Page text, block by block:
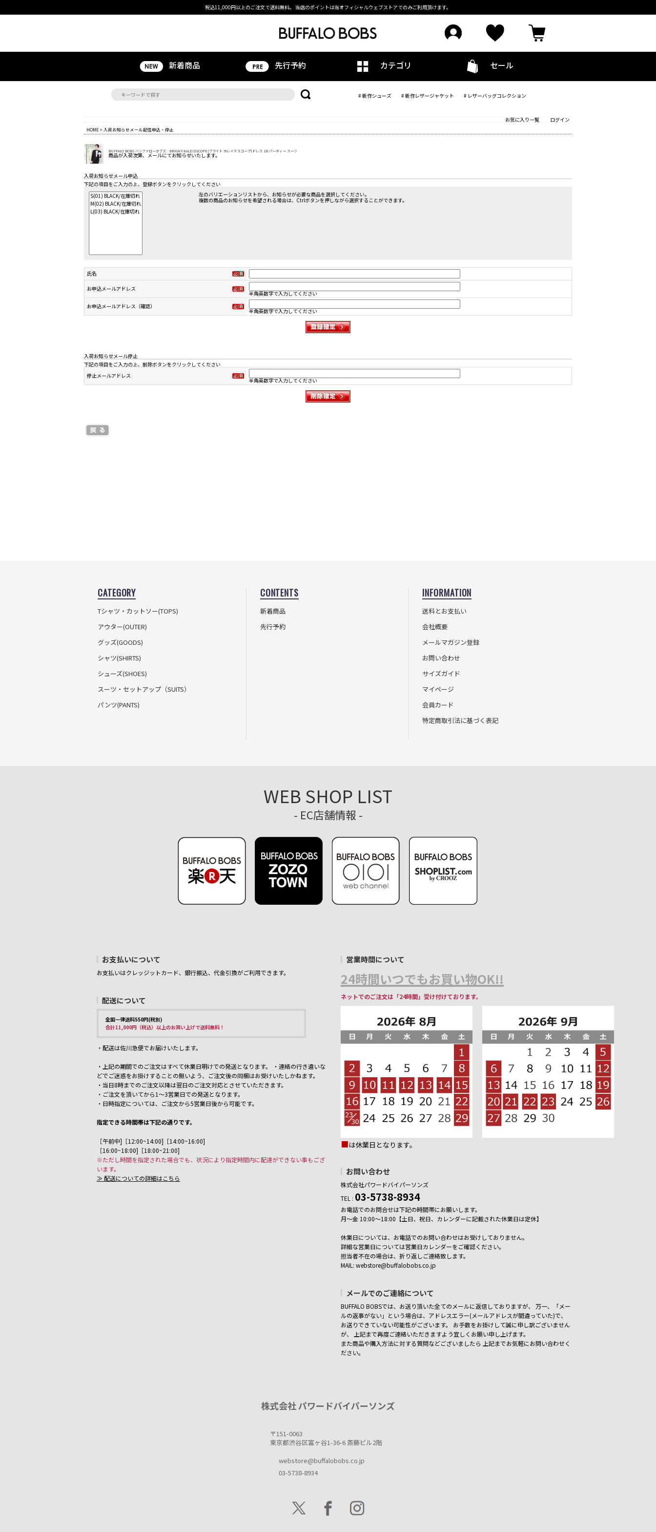
税込11,000円以上のご注文で送料無料。 当店のポイントは当オフィシャルウェブストアでのみご利用頂けます。
新着商品 先行予約 カテゴリ セール
# 新作シューズ # 新作レザージャケット # レザーバッグコレクション
お気に入り一覧 ログイン
HOME > 入荷お知らせメール配信申込・停止
BUFFALO BOBS バッファローボブズ BRIGHT-KALEIDSCOPE(ブライト カレイドスコープ)ドレス 1B パーティー スーツ
商品が入荷次第、メールにてお知らせいたします。
入荷お知らせメール申込
下記の項目をご入力の上、登録ボタンをクリックしてください
左のバリエーションリストから、お知らせが必要な商品を選択してください。
複数の商品のお知らせを希望される場合は、Ctrlボタンを押しながら選択することができます。
氏名
お申込メールアドレス
半角英数字で入力してください
お申込メールアドレス（確認）
半角英数字で入力してください
入荷お知らせメール停止
下記の項目をご入力の上、削除ボタンをクリックしてください
停止メールアドレス
半角英数字で入力してください
CATEGORY
Tシャツ・カットソー(TOPS)
アウター(OUTER)
グッズ(GOODS)
シャツ(SHIRTS)
シューズ(SHOES)
スーツ・セットアップ （SUITS）
パンツ(PANTS)
CONTENTS
新着商品
先行予約
INFORMATION
送料とお支払い
会社概要
メールマガジン登録
お問い合わせ
サイズガイド
マイページ
会員カード
特定商取引法に基づく表記
WEB SHOP LIST
- EC店舗情報 -
お支払いについて
お支払いはクレッジットカード、銀行振込、代金引換がご利用できます。
配送について
全国一律送料550円(税別)
合計11,000円（税込）以上のお買い上げで送料無料！
・配送は佐川急便でお届けいたします。
・上記の期間でのご注文はすべて休業日明けでの発送となります。 ・連絡の行き違いな
どでご迷惑をお掛けすることの無いよう、ご注文後の同梱はお受けいたしかねます。
・当日8時までのご注文以降は翌日のご注文対応とさせていただきます。
・ご注文を頂いてから1～3営業日での発送となります。
・日時指定については、ご注文から5営業日後から可能です。
指定できる時間帯は下記の通りです。
［午前中]［12:00~14:00]［14:00~16:00]
［16:00~18:00]［18:00~21:00]
※ただし時間を指定された場合でも、状況により指定時間内に配達ができない事もござ
います。
≫ 配送についての詳細はこちら
営業時間について
24時間いつでもお買い物OK!!
ネットでのご注文は「24時間」受け付けております。
■は休業日となります。
お問い合わせ
株式会社パワードバイパーソンズ
TEL : 03-5738-8934
お電話でのお問合せは下記の時間帯にお願いします。
月～金 10:00～18:00【土日、祝日、カレンダーに記載された休業日は定休】
休業日については、お電話でのお問い合わせはお受けしておりません。
詳細な営業日については営業日カレンダーをご確認ください。
担当者不在の場合は、折り返しご連絡致します。
MAIL: webstore@buffalobobs.co.jp
メールでのご連絡について
BUFFALO BOBSでは、お送り頂いた全てのメールに返信しておりますが、
万一、「メー
ルの返事がない」という場合は、アドレスエラー(メールアドレスが間違っていた)で、
お送りできていない可能性がございます。 お手数をお掛けして誠に申し訳ございません
が、 上記まで再度ご連絡いただきますよう宜しくお願い申し上げます。
また商品や購入方法に対する質問などございましたら 上記までお気軽にお問い合わせく
ださい。
株式会社 パワードバイパーソンズ
〒151-0063
東京都渋谷区富ヶ谷1-36-6 斎藤ビル2階
webstore@buffalobobs.co.jp
03-5738-8934